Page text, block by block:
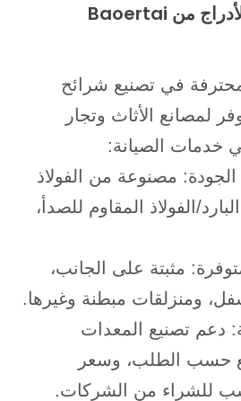
لماذا تختار شرائح الأدراج من Baoertai
في تصنيع شرائح
لمصانع الأثاث وتجار
خدمات الصيانة:
الجودة: مصنوعة من الفولاذ
الفولاذ المقاوم للصدأ،
مثبتة على الجانب،
ومنزلقات مبطنة وغيرها.
دعم تصنيع المعدات
حسب الطلب، وسعر
للشراء من الشركات.